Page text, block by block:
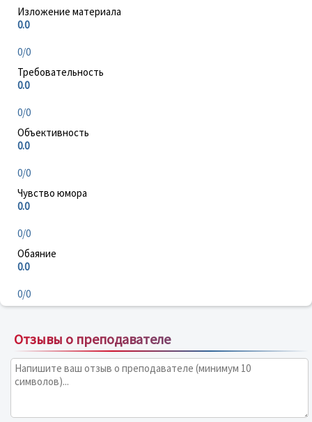
Изложение материала
0.0
0/0
Требовательность
0.0
0/0
Объективность
0.0
0/0
Чувство юмора
0.0
0/0
Обаяние
0.0
0/0
Отзывы о преподавателе